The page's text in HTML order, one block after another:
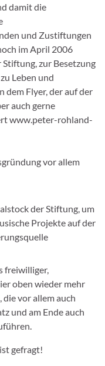
damit die
und Zustiftungen
im April 2006
zur Besetzung
Leben und
dem Flyer, der auf der
auch gerne
www.peter-rohland-
vor allem
der Stiftung, um
Projekte auf der
freiwilliger,
oben wieder mehr
vor allem auch
und am Ende auch
ist gefragt!